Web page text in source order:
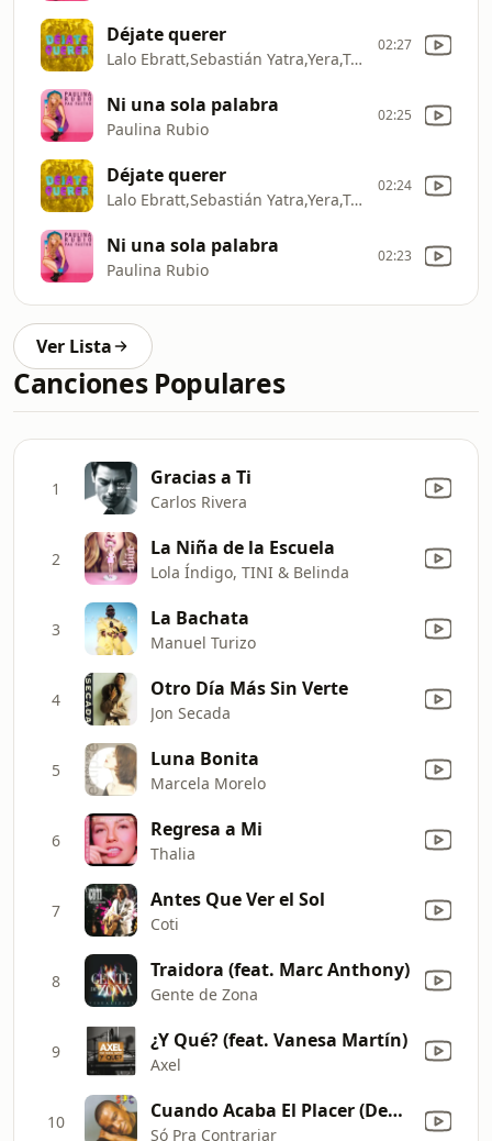
Déjate querer
Lalo Ebratt,Sebastián Yatra,Yera,Trápical Minds
02:27
Ni una sola palabra
Paulina Rubio
02:25
Déjate querer
Lalo Ebratt,Sebastián Yatra,Yera,Trápical Minds
02:24
Ni una sola palabra
Paulina Rubio
02:23
Ver Lista
Canciones Populares
1 Gracias a Ti
Carlos Rivera
2 La Niña de la Escuela
Lola Índigo, TINI & Belinda
3 La Bachata
Manuel Turizo
4 Otro Día Más Sin Verte
Jon Secada
5 Luna Bonita
Marcela Morelo
6 Regresa a Mi
Thalia
7 Antes Que Ver el Sol
Coti
8 Traidora (feat. Marc Anthony)
Gente de Zona
9 ¿Y Qué? (feat. Vanesa Martín)
Axel
10 Cuando Acaba El Placer (Depois Do Prazer)
Só Pra Contrariar